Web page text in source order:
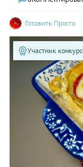
Готовить Просто
Участник